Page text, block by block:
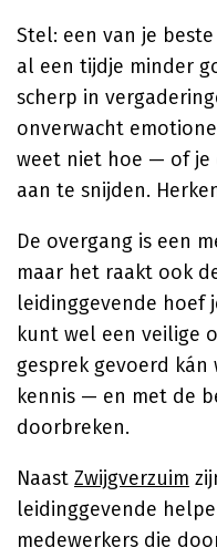
Stel: een van je
al een tijdje minder
scherp in
onverwacht
weet niet hoe — of
aan te snijden.
De overgang is een
maar het raakt ook
leidinggevende hoef
kunt wel een veilige
gesprek gevoerd
kennis — en met de
doorbreken.
Naast Zwijgverzuim
leidinggevende
medewerkers die